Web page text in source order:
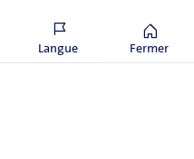
Langue Fermer